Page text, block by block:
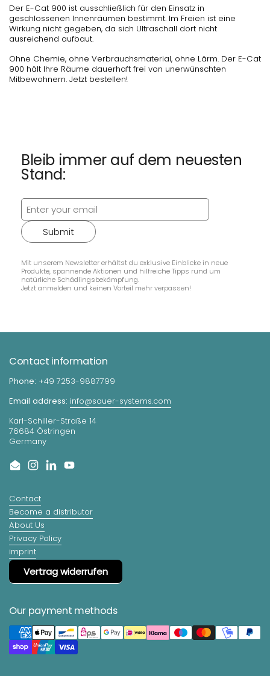
Der E-Cat 900 ist ausschließlich für den Einsatz in
geschlossenen Innenräumen bestimmt. Im Freien ist eine
Wirkung nicht gegeben, da sich Ultraschall dort nicht
ausreichend aufbaut.
Ohne Chemie, ohne Verbrauchsmaterial, ohne Lärm. Der E-Cat
900 hält Ihre Räume dauerhaft frei von unerwünschten
Mitbewohnern. Jetzt bestellen!
Bleib immer auf dem neuesten
Stand:
Submit
Mit unserem Newsletter erhältst du exklusive Einblicke in neue
Produkte, spannende Aktionen und hilfreiche Tipps rund um
natürliche Schädlingsbekämpfung.
Jetzt anmelden und keinen Vorteil mehr verpassen!
Contact information
Phone: +49 7253-9887799
Email address: info@sauer-systems.com
Karl-Schiller-Straße 14
76684 Östringen
Germany
EmailInstagram
LinkedInYouTube
Contact
Become a distributor
About Us
Privacy Policy
imprint
Vertrag widerrufen
Our payment methods